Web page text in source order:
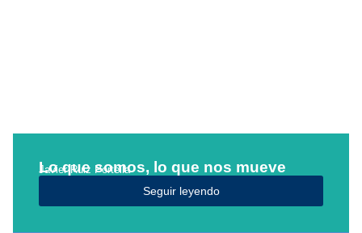
Lo que somos, lo que nos mueve
Javier Ruiz Portella
Seguir leyendo